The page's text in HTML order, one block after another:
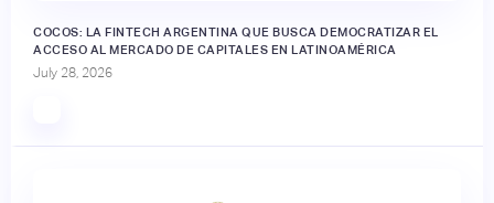
COCOS: LA FINTECH ARGENTINA QUE BUSCA DEMOCRATIZAR EL
ACCESO AL MERCADO DE CAPITALES EN LATINOAMÉRICA
July 28, 2026